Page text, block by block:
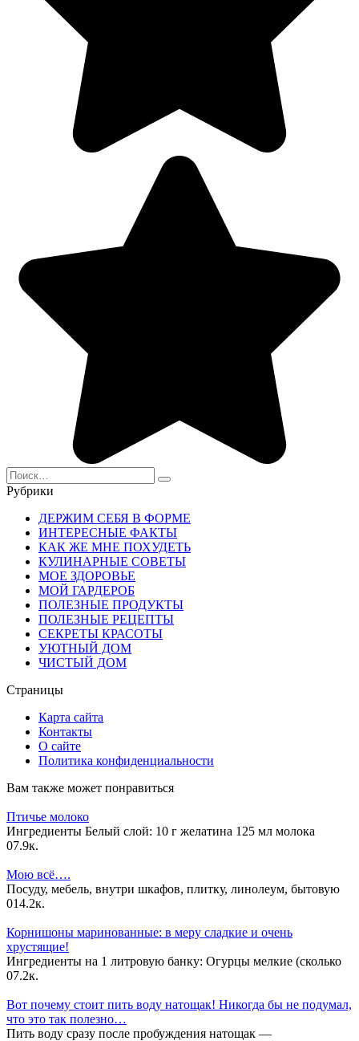
Search
for:
Рубрики
ДЕРЖИМ СЕБЯ В ФОРМЕ
ИНТЕРЕСНЫЕ ФАКТЫ
КАК ЖЕ МНЕ ПОХУДЕТЬ
КУЛИНАРНЫЕ СОВЕТЫ
МОЕ ЗДОРОВЬЕ
МОЙ ГАРДЕРОБ
ПОЛЕЗНЫЕ ПРОДУКТЫ
ПОЛЕЗНЫЕ РЕЦЕПТЫ
СЕКРЕТЫ КРАСОТЫ
УЮТНЫЙ ДОМ
ЧИСТЫЙ ДОМ
Страницы
Карта сайта
Контакты
О сайте
Политика конфиденциальности
Вам также может понравиться
Птичье молоко
Ингредиенты Белый слой: 10 г желатина 125 мл молока
07.9к.
Мою всё….
Посуду, мебель, внутри шкафов, плитку, линолеум, бытовую
014.2к.
Корнишоны маринованные: в меру сладкие и очень
хрустящие!
Ингредиенты на 1 литровую банку: Огурцы мелкие (сколько
07.2к.
Вот почему стоит пить воду натощак! Никогда бы не подумал,
что это так полезно…
Пить воду сразу после пробуждения натощак —